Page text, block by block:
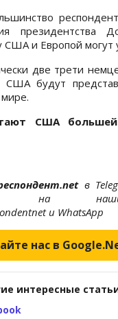
президентства
и Европой могут
две трети
будут
США
в
на
и WhatsApp
нас в
интересные